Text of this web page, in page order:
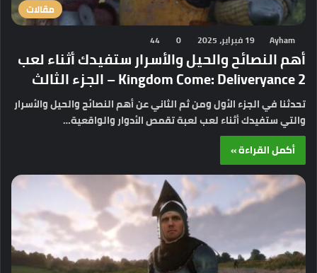
مقالات
Ayham 19 فبراير، 2025 0
44
أهم النصائح والحيل والأسرار ستفيدك أثناء لعب
Kingdom Come: Deliveryance 2 – الجزء الثالث
تحدثنا في الجزء الأول ومن ثم الثاني عن أهم النصائح والحيل والأسرار
والتي ستفيدك أثناء لعب لعبة تقمص الأدوار والواقعية…
أكمل القراءة »